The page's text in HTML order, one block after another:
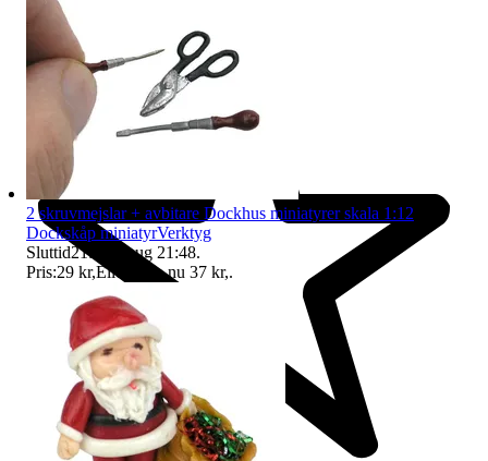
2 skruvmejslar + avbitare Dockhus miniatyrer skala 1:12
Dockskåp miniatyrVerktyg
Sluttid21:48 8 aug 21:48.
Pris:29 kr,Eller Köp nu 37 kr,.